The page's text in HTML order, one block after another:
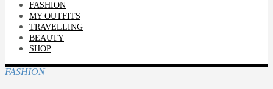
FASHION
MY OUTFITS
TRAVELLING
BEAUTY
SHOP
FASHION